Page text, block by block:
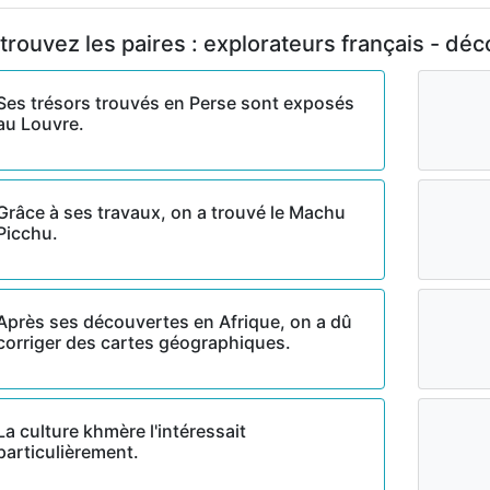
les paires : explorateurs français -
trésors trouvés en Perse sont exposés
Louvre.
à ses travaux, on a trouvé le Machu
ses découvertes en Afrique, on a dû
des cartes géographiques.
culture khmère l'intéressait